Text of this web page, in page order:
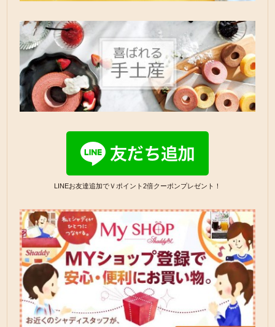
LINEお友達追加でＶポイント2倍クーポンプレゼント！